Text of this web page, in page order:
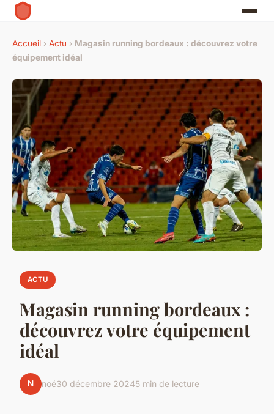
Accueil › Actu › Magasin running bordeaux : découvrez votre
équipement idéal
ACTU
Magasin running bordeaux :
découvrez votre équipement
idéal
N noé30 décembre 20245 min de lecture